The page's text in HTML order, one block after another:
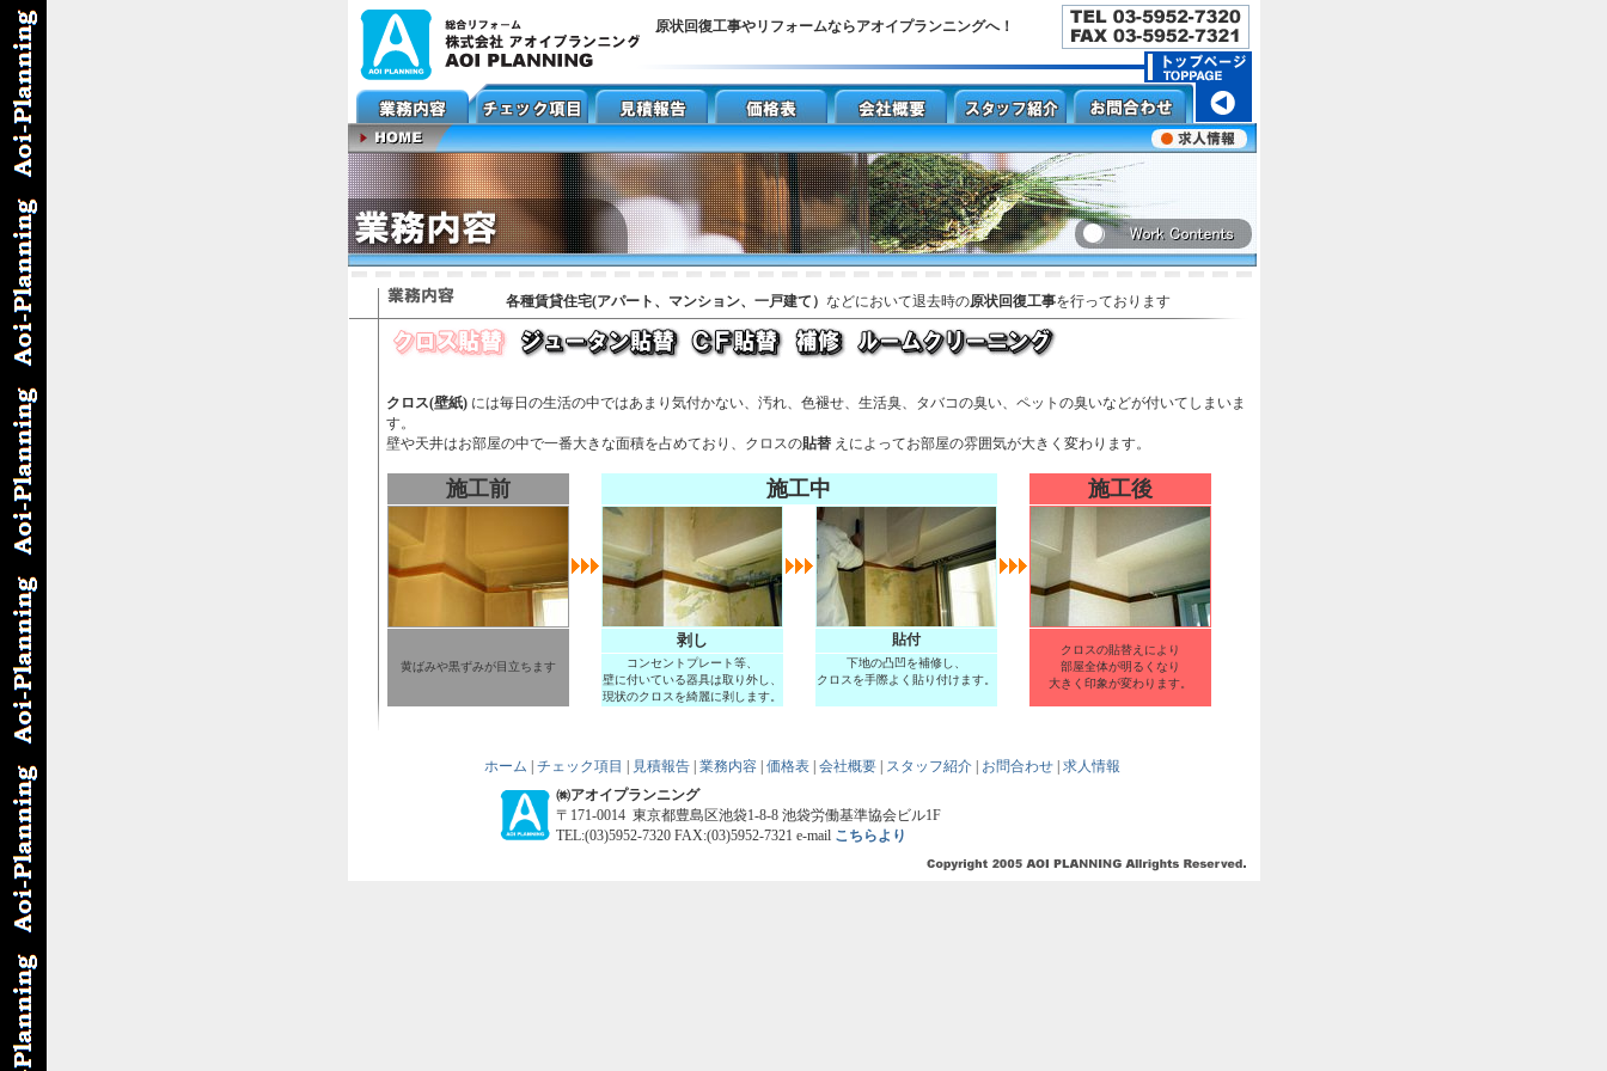
原状回復工事やリフォームならアオイプランニングへ！
各種賃貸住宅(アパート、マンション、一戸建て） などにおいて退去時の原状回復工事を行っております
クロス(壁紙)には毎日の生活の中ではあまり気付かない、汚れ、色褪せ、生活臭、タバコの臭い、ペットの臭いなどが付いてしまいま
す。
壁や天井はお部屋の中で一番大きな面積を占めており、クロスの貼替えによってお部屋の雰囲気が大きく変わります。
施工前 施工中 施工後
黄ばみや黒ずみが目立ちます
剥し 貼付
クロスの貼替えにより
部屋全体が明るくなり
大きく印象が変わります。
コンセントプレート等、
壁に付いている器具は取り外し、
現状のクロスを綺麗に剥します。
下地の凸凹を補修し、
クロスを手際よく貼り付けます。
ホーム チェック項目 見積報告| 業務内容 価格表| 会社概要| スタッフ紹介| お問合わせ| 求人情報
㈱アオイプランニング
〒171-0014 東京都豊島区池袋1-8-8 池袋労働基準協会ビル1F
TEL:(03)5952-7320 FAX:(03)5952-7321 e-mail こちらより